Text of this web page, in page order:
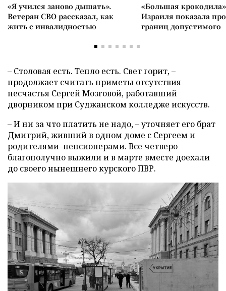
«Я учился заново дышать».
Ветеран СВО рассказал, как
жить с инвалидностью
«Большая
Израиля показала
границ допустимого
– Столовая есть. Тепло есть. Свет горит, –
продолжает считать приметы отсутствия
несчастья Сергей Мозговой, работавший
дворником при Суджанском колледже искусств.
– И ни за что платить не надо, – уточняет его брат
Дмитрий, живший в одном доме с Сергеем и
родителями–пенсионерами. Все четверо
благополучно выжили и в марте вместе доехали
до своего нынешнего курского ПВР.